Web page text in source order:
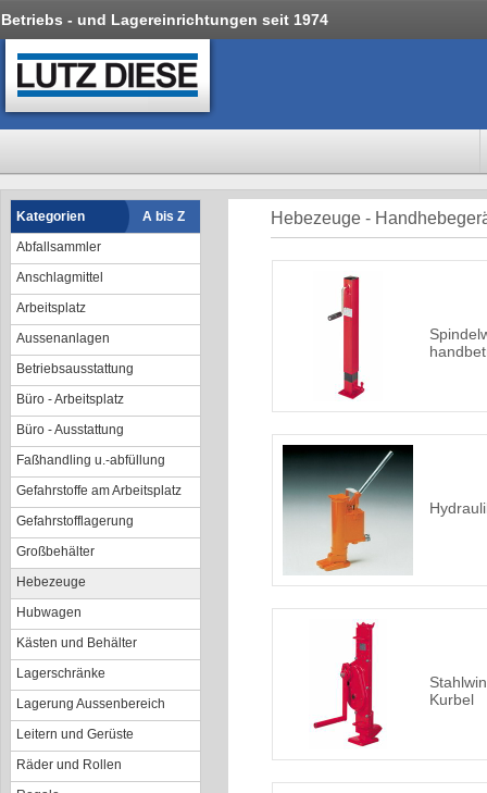
Betriebs - und Lagereinrichtungen seit 1974
Kategorien
A bis Z
Abfallsammler
Anschlagmittel
Arbeitsplatz
Aussenanlagen
Betriebsausstattung
Büro - Arbeitsplatz
Büro - Ausstattung
Faßhandling u.-abfüllung
Gefahrstoffe am Arbeitsplatz
Gefahrstofflagerung
Großbehälter
Hebezeuge
Hubwagen
Kästen und Behälter
Lagerschränke
Lagerung Aussenbereich
Leitern und Gerüste
Räder und Rollen
Hebezeuge -
Kurbel